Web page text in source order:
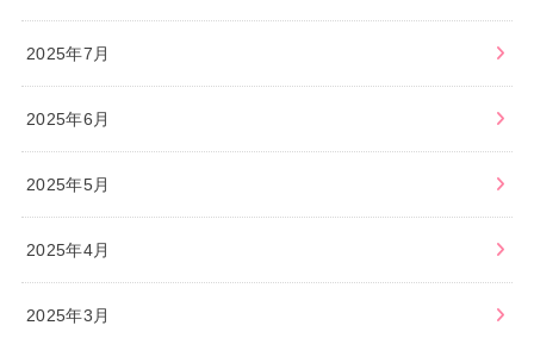
2025年7月
2025年6月
2025年5月
2025年4月
2025年3月